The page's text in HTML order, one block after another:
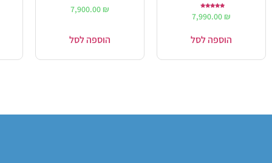
5.00
7,990.00 ₪
הוספה לסל
7,900.00 ₪
הוספה לסל